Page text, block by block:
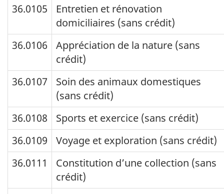
36.0105
Entretien et rénovation
domiciliaires (sans crédit)
36.0106
Appréciation de la nature (sans
crédit)
36.0107
Soin des animaux domestiques
(sans crédit)
36.0108
Sports et exercice (sans crédit)
36.0109
Voyage et exploration (sans crédit)
36.0111
Constitution d’une collection (sans
crédit)